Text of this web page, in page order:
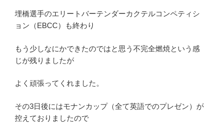
埋橋選手のエリートバーテンダーカクテルコンペティシ
ョン（EBCC）も終わり
もう少しなにかできたのではと思う不完全燃焼という感
じが残りましたが
よく頑張ってくれました。
その3日後にはモナンカップ（全て英語でのプレゼン）が
控えておりましたので